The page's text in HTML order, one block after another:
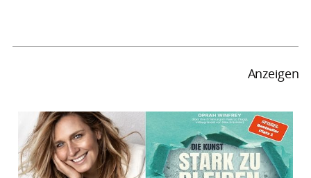
Anzeigen